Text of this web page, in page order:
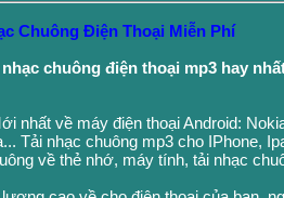
Chuông Điện Thoại Miễn Phí
chuông điện thoại mp3 hay
nhất về máy điện thoại Android:
Tải nhạc chuông mp3 cho IPhone,
về thẻ nhớ, máy tính, tải nhạc